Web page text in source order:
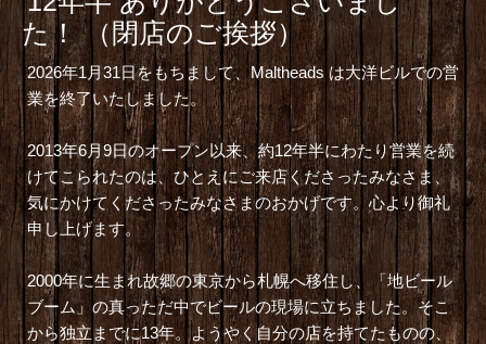
た！ （閉店のご挨拶）
2026年1月31日をもちまして、Maltheads は大洋ビルでの営
業を終了いたしました。
2013年6月9日のオープン以来、約12年半にわたり営業を続
けてこられたのは、ひとえにご来店くださったみなさま、
気にかけてくださったみなさまのおかげです。心より御礼
申し上げます。
2000年に生まれ故郷の東京から札幌へ移住し、「地ビール
ブーム」の真っただ中でビールの現場に立ちました。そこ
から独立までに13年。ようやく自分の店を持てたものの、